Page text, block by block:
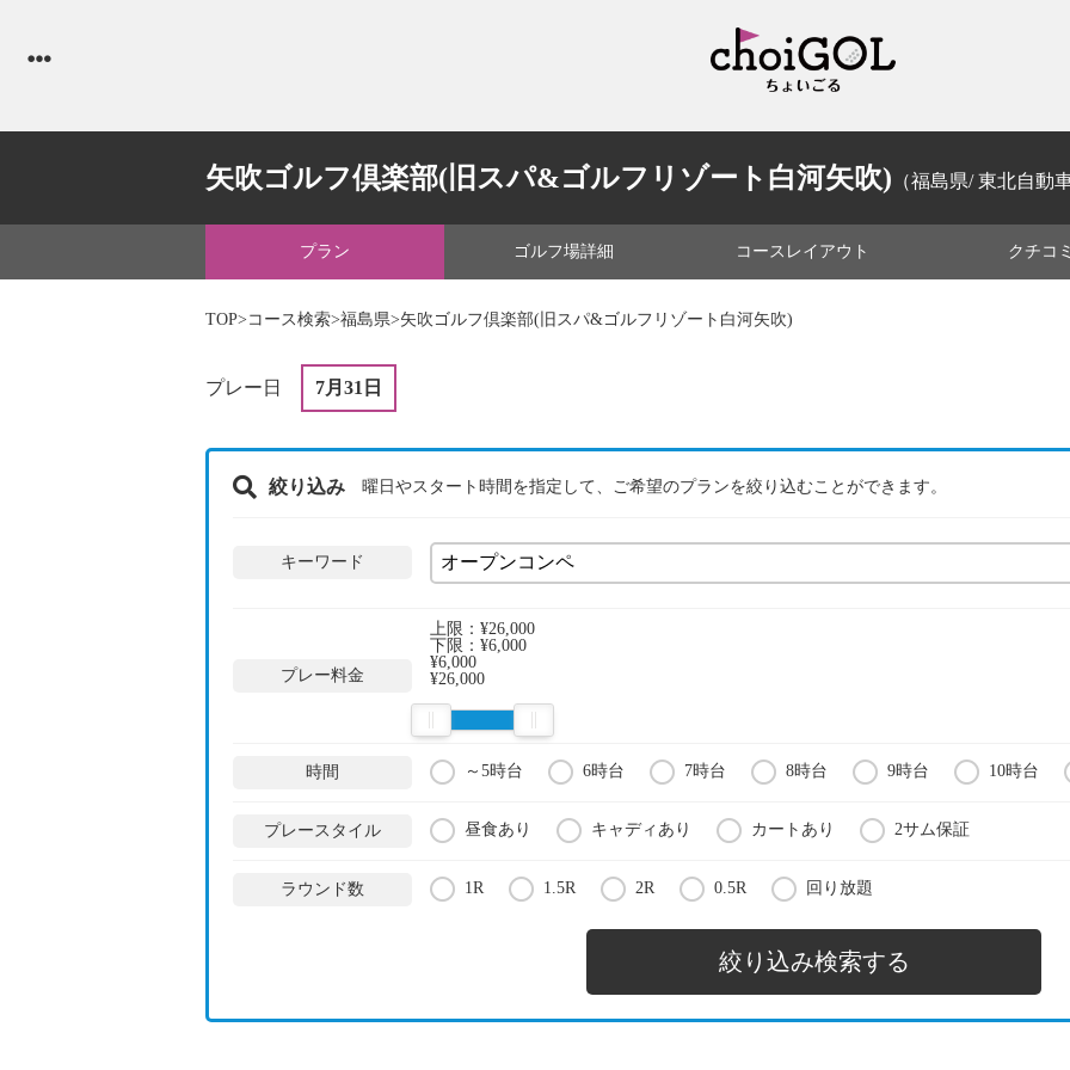
矢吹ゴルフ倶楽部(旧スパ&ゴルフリゾート白河矢吹) （福島県/ 東北自動
プラン ゴルフ場詳細 コース レイアウト クチコミ
TOP> コース検索>福島県>矢吹ゴルフ倶楽部(旧スパ&ゴルフリゾート白河矢吹)
プレー日 7月31日
絞り込み 曜日やスタート時間を指定して、ご希望のプランを絞り込むことができます。
キーワード
プレー料金
上限： ¥26,000
下限： ¥6,000
¥6,000
¥26,000
時間 ～5時台 6時台 7時台 8時台 9時台 10時台
プレースタイル 昼食あり キャディあり カートあり 2サム保証
ラウンド数 1R 1.5R 2R 0.5R 回り放題